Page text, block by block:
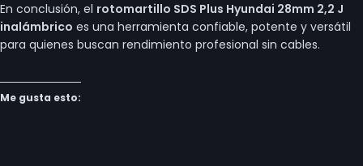
En conclusión, el rotomartillo SDS Plus Hyundai 28mm 2,2 J
inalámbrico es una herramienta confiable, potente y versátil
para quienes buscan rendimiento profesional sin cables.
Me gusta esto: